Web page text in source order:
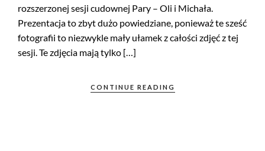
rozszerzonej sesji cudownej Pary – Oli i Michała.
Prezentacja to zbyt dużo powiedziane, ponieważ te sześć
fotografii to niezwykle mały ułamek z całości zdjęć z tej
sesji. Te zdjęcia mają tylko […]
CONTINUE READING